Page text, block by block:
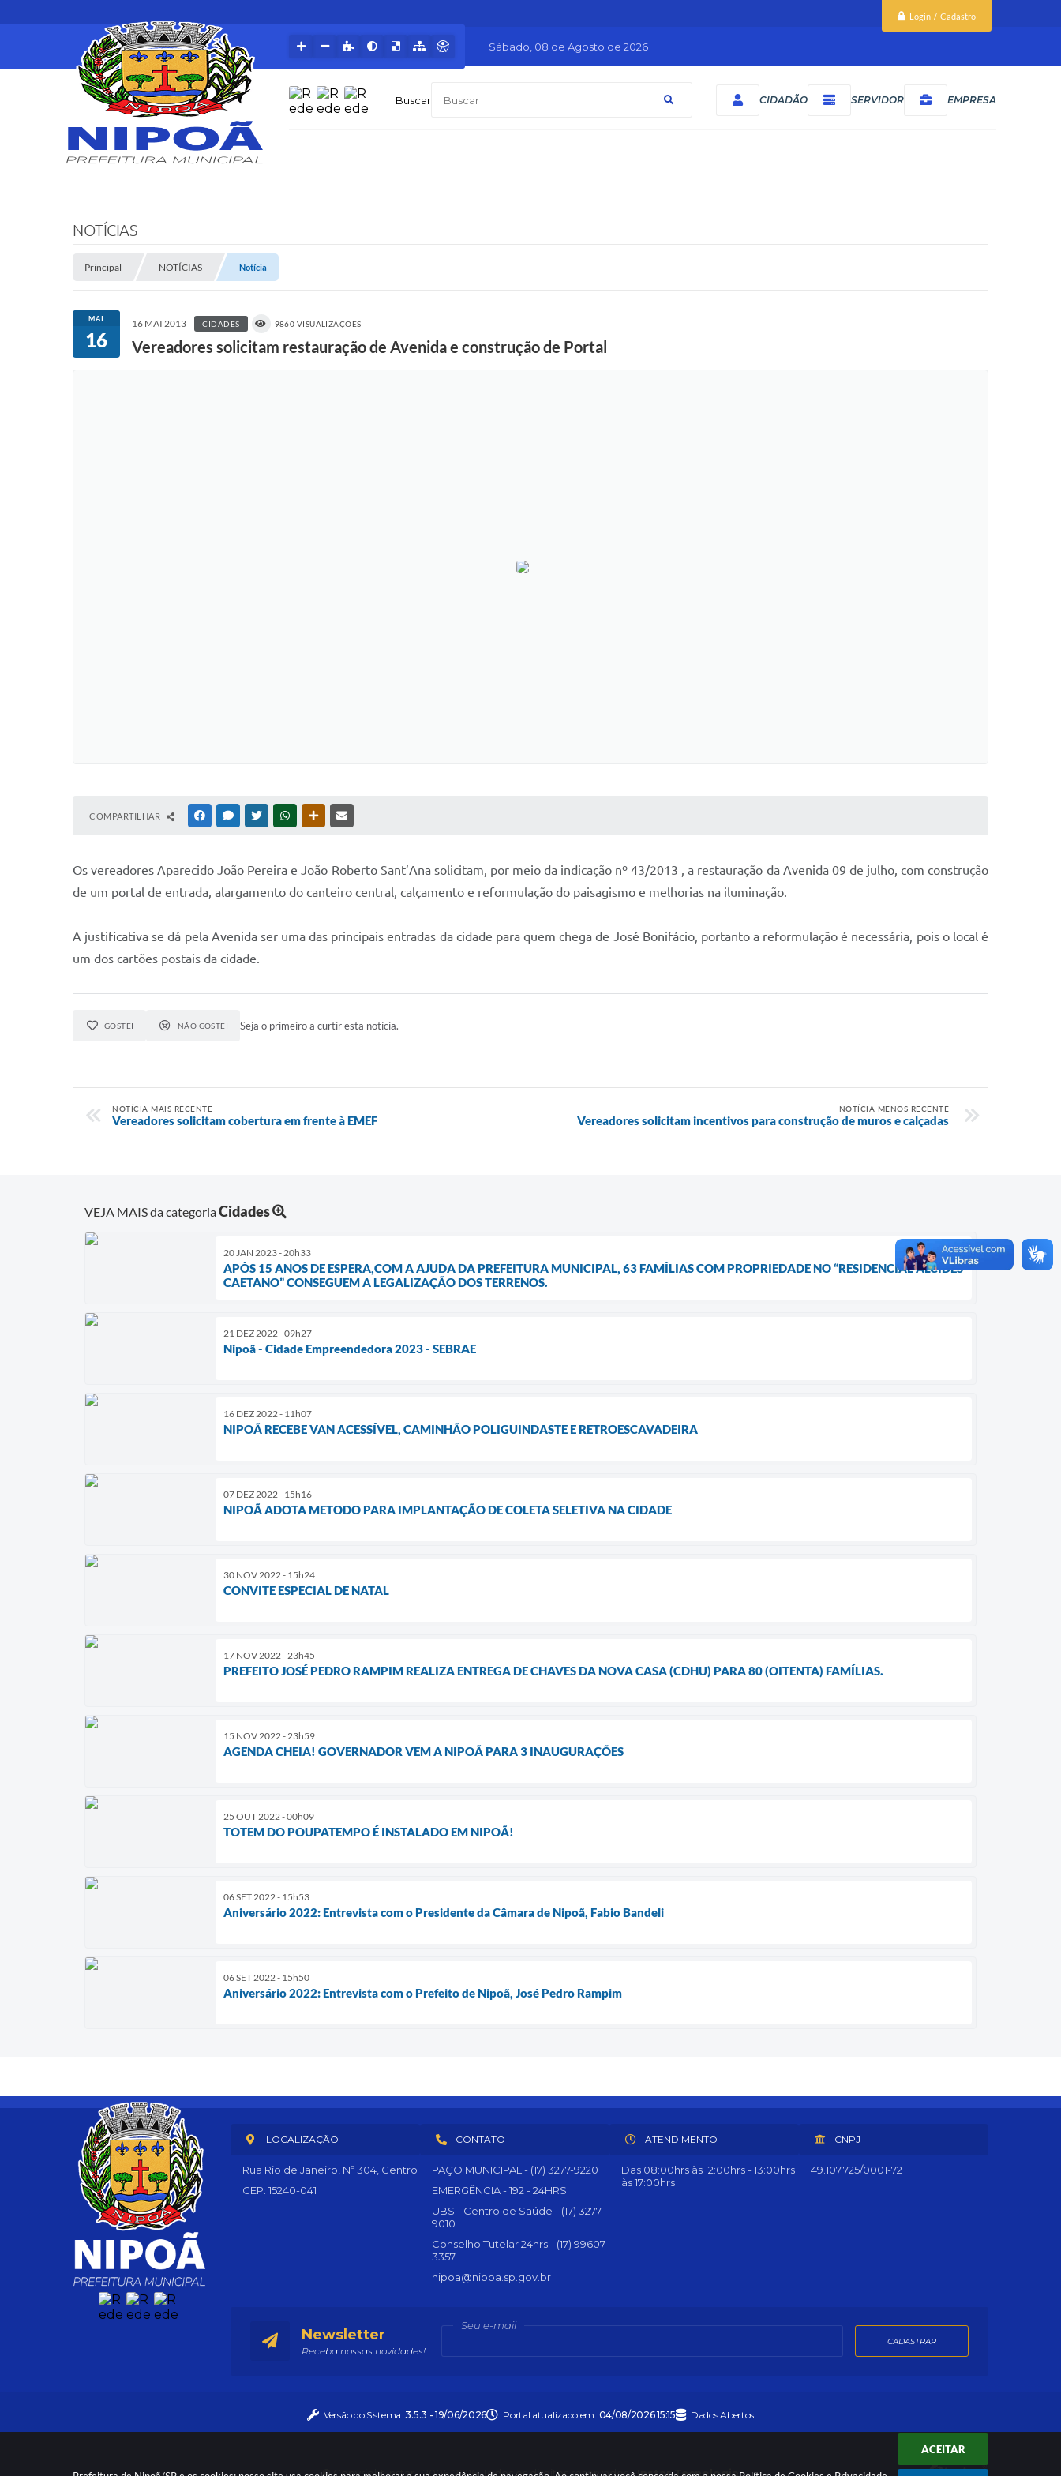
ACEITAR
Login / Cadastro
Buscar CIDADÃO SERVIDOR EMPRESA
Sábado 08 de Agosto de 2026
NOTÍCIAS
Principal NOTÍCIAS Notícia
MAI
16
16 MAI 2013 CIDADES 9860 VISUALIZAÇÕES
Vereadores solicitam restauração de Avenida e construção de Portal
COMPARTILHAR FACEBOOKMESSENGER
TWITTERWHATSAPPOUTRAS MÍDIAS
Os vereadores Aparecido João Pereira e João Roberto Sant’Ana solicitam, por meio da indicação nº 43/2013 , a restauração da Avenida 09 de julho, com construção
de um portal de entrada, alargamento do canteiro central, calçamento e reformulação do paisagismo e melhorias na iluminação.
A justificativa se dá pela Avenida ser uma das principais entradas da cidade para quem chega de José Bonifácio, portanto a reformulação é necessária, pois o local é
um dos cartões postais da cidade.
GOSTEI NÃO GOSTEI Seja o primeiro a curtir esta notícia.
NOTÍCIA MAIS RECENTE
Vereadores solicitam cobertura em frente à EMEF
NOTÍCIA MENOS RECENTE
Vereadores solicitam incentivos para construção de muros e calçadas
VEJA MAIS da categoriaCidades
20 JAN 2023 - 20h33
APÓS 15 ANOS DE ESPERA,COM A AJUDA DA PREFEITURA MUNICIPAL, 63 FAMÍLIAS COM PROPRIEDADE NO “RESIDENCIAL ALCIDES
CAETANO” CONSEGUEM A LEGALIZAÇÃO DOS TERRENOS.
21 DEZ 2022 - 09h27
Nipoã - Cidade Empreendedora 2023 - SEBRAE
16 DEZ 2022 - 11h07
NIPOÃ RECEBE VAN ACESSÍVEL, CAMINHÃO POLIGUINDASTE E RETROESCAVADEIRA
07 DEZ 2022 - 15h16
NIPOÃ ADOTA METODO PARA IMPLANTAÇÃO DE COLETA SELETIVA NA CIDADE
30 NOV 2022 - 15h24
CONVITE ESPECIAL DE NATAL
17 NOV 2022 - 23h45
PREFEITO JOSÉ PEDRO RAMPIM REALIZA ENTREGA DE CHAVES DA NOVA CASA (CDHU) PARA 80 (OITENTA) FAMÍLIAS.
15 NOV 2022 - 23h59
AGENDA CHEIA! GOVERNADOR VEM A NIPOÃ PARA 3 INAUGURAÇÕES
25 OUT 2022 - 00h09
TOTEM DO POUPATEMPO É INSTALADO EM NIPOÃ!
06 SET 2022 - 15h53
Aniversário 2022: Entrevista com o Presidente da Câmara de Nipoã, Fabio Bandeli
06 SET 2022 - 15h50
Aniversário 2022: Entrevista com o Prefeito de Nipoã, José Pedro Rampim
LOCALIZAÇÃO
Rua Rio de Janeiro, Nº 304, Centro
CEP: 15240-041
CONTATO
PAÇO MUNICIPAL - (17) 3277-9220
EMERGÊNCIA - 192 - 24HRS
UBS - Centro de Saúde - (17) 3277-
9010
Conselho Tutelar 24hrs - (17) 99607-
3357
nipoa@nipoa.sp.gov.br
ATENDIMENTO
Das 08:00hrs às 12:00hrs - 13:00hrs
às 17:00hrs
CNPJ
49.107.725/0001-72
Newsletter
Receba nossas novidades!
Seu e-mail
CADASTRAR
Versão do Sistema:3.5.3 - 19/06/2026 Portal atualizado em: 04/08/2026 15:15 Dados Abertos
© Copyright Instar - 2006-2026. Todos os direitos reservados - Instar Tecnologia